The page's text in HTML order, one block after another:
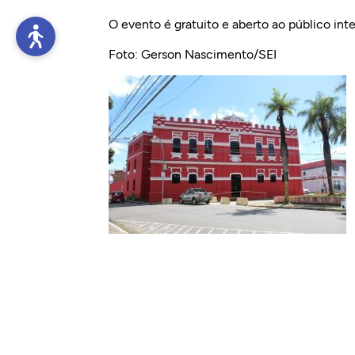
O evento é gratuito e aberto ao público
Foto: Gerson Nascimento/SEI